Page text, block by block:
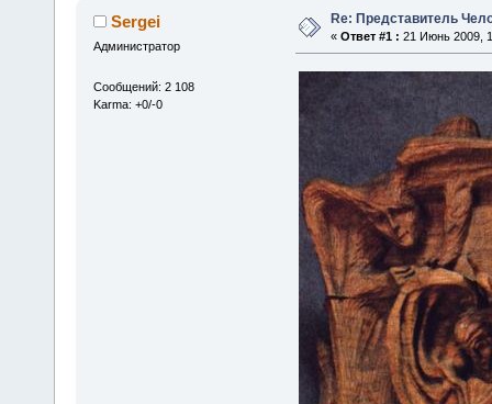
Sergei
Администратор
Сообщений: 2 108
Karma: +0/-0
Re: Представитель
« Ответ #1 : 21 Июнь 2009,